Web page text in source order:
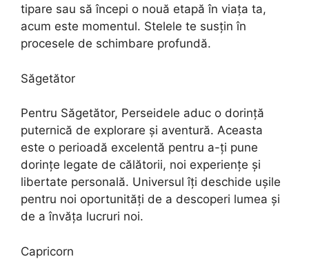
tipare sau să începi o nouă etapă în viața ta,
acum este momentul. Stelele te susțin în
procesele de schimbare profundă.
Săgetător
Pentru Săgetător, Perseidele aduc o dorință
puternică de explorare și aventură. Aceasta
este o perioadă excelentă pentru a-ți pune
dorințe legate de călătorii, noi experiențe și
libertate personală. Universul îți deschide ușile
pentru noi oportunități de a descoperi lumea și
de a învăța lucruri noi.
Capricorn